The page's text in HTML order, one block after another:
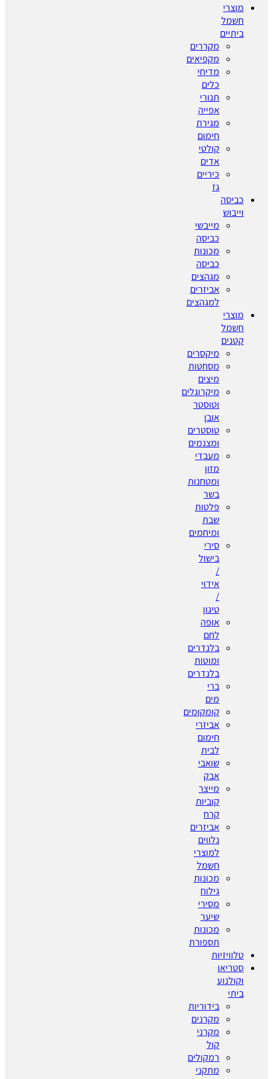
מוצרי
חשמל
ביתיים
מקררים
מקפיאים
מדיחי
כלים
תנורי
אפייה
מגירת
חימום
קולטי
אדים
כיריים
גז
כביסה
וייבוש
מייבשי
כביסה
מכונות
כביסה
מגהצים
אביזרים
למגהצים
מוצרי
חשמל
קטנים
מיקסרים
מסחטות
מיצים
מיקרוגלים
וטוסטר
אובן
טוסטרים
ומצנמים
מעבדי
מזון
ומטחנות
בשר
פלטות
שבת
ומיחמים
סירי
בישול
/
אידוי
/
טיגון
אופה
לחם
בלנדרים
ומוטות
בלנדרים
ברי
מים
קומקומים
אביזרי
חימום
לבית
שואבי
אבק
מייצר
קוביות
קרח
אביזרים
נלווים
למוצרי
חשמל
מכונות
גילוח
מסירי
שיער
מכונות
תספורת
טלוויזיות
סטריאו
וקולנוע
ביתי
בידוריות
מקרנים
מקרני
קול
רמקולים
מתקני